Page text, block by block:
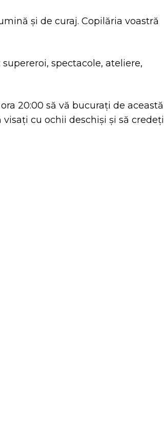
și de curaj. Copilăria voastră
spectacole, ateliere,
20:00 să vă bucurați de
cu ochii deschiși și să credeți